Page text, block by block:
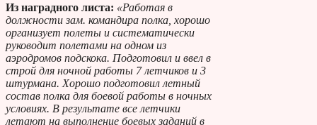
Из наградного листа: «Работая в
должности зам. командира полка, хорошо
организует полеты и систематически
руководит полетами на одном из
аэродромов подскока. Подготовил и ввел в
строй для ночной работы 7 летчиков и 3
штурмана. Хорошо подготовил летный
состав полка для боевой работы в ночных
условиях. В результате все летчики
летают на выполнение боевых заданий в